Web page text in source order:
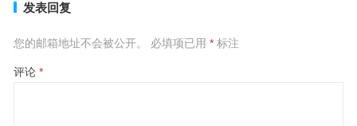
发表回复
您的邮箱地址不会被公开。 必填项已用 *标注
评论 *